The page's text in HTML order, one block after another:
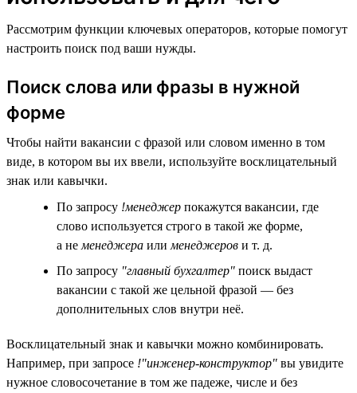
Рассмотрим функции ключевых операторов, которые помогут
настроить поиск под ваши нужды.
Поиск слова или фразы в нужной
форме
Чтобы найти вакансии с фразой или словом именно в том
виде, в котором вы их ввели, используйте восклицательный
знак или кавычки.
По запросу !менеджер покажутся вакансии, где
слово используется строго в такой же форме,
а не менеджера или менеджеров и т. д.
По запросу "главный бухгалтер" поиск выдаст
вакансии с такой же цельной фразой — без
дополнительных слов внутри неё.
Восклицательный знак и кавычки можно комбинировать.
Например, при запросе !"инженер-конструктор" вы увидите
нужное словосочетание в том же падеже, числе и без